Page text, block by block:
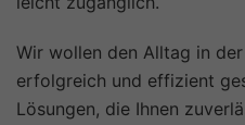
Wir wollen den Alltag in
erfolgreich und effizient
Lösungen, die Ihnen